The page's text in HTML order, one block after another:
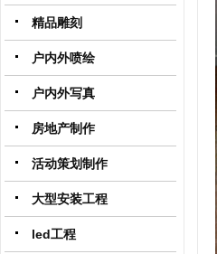
精品雕刻
户内外喷绘
户内外写真
房地产制作
活动策划制作
大型安装工程
led工程